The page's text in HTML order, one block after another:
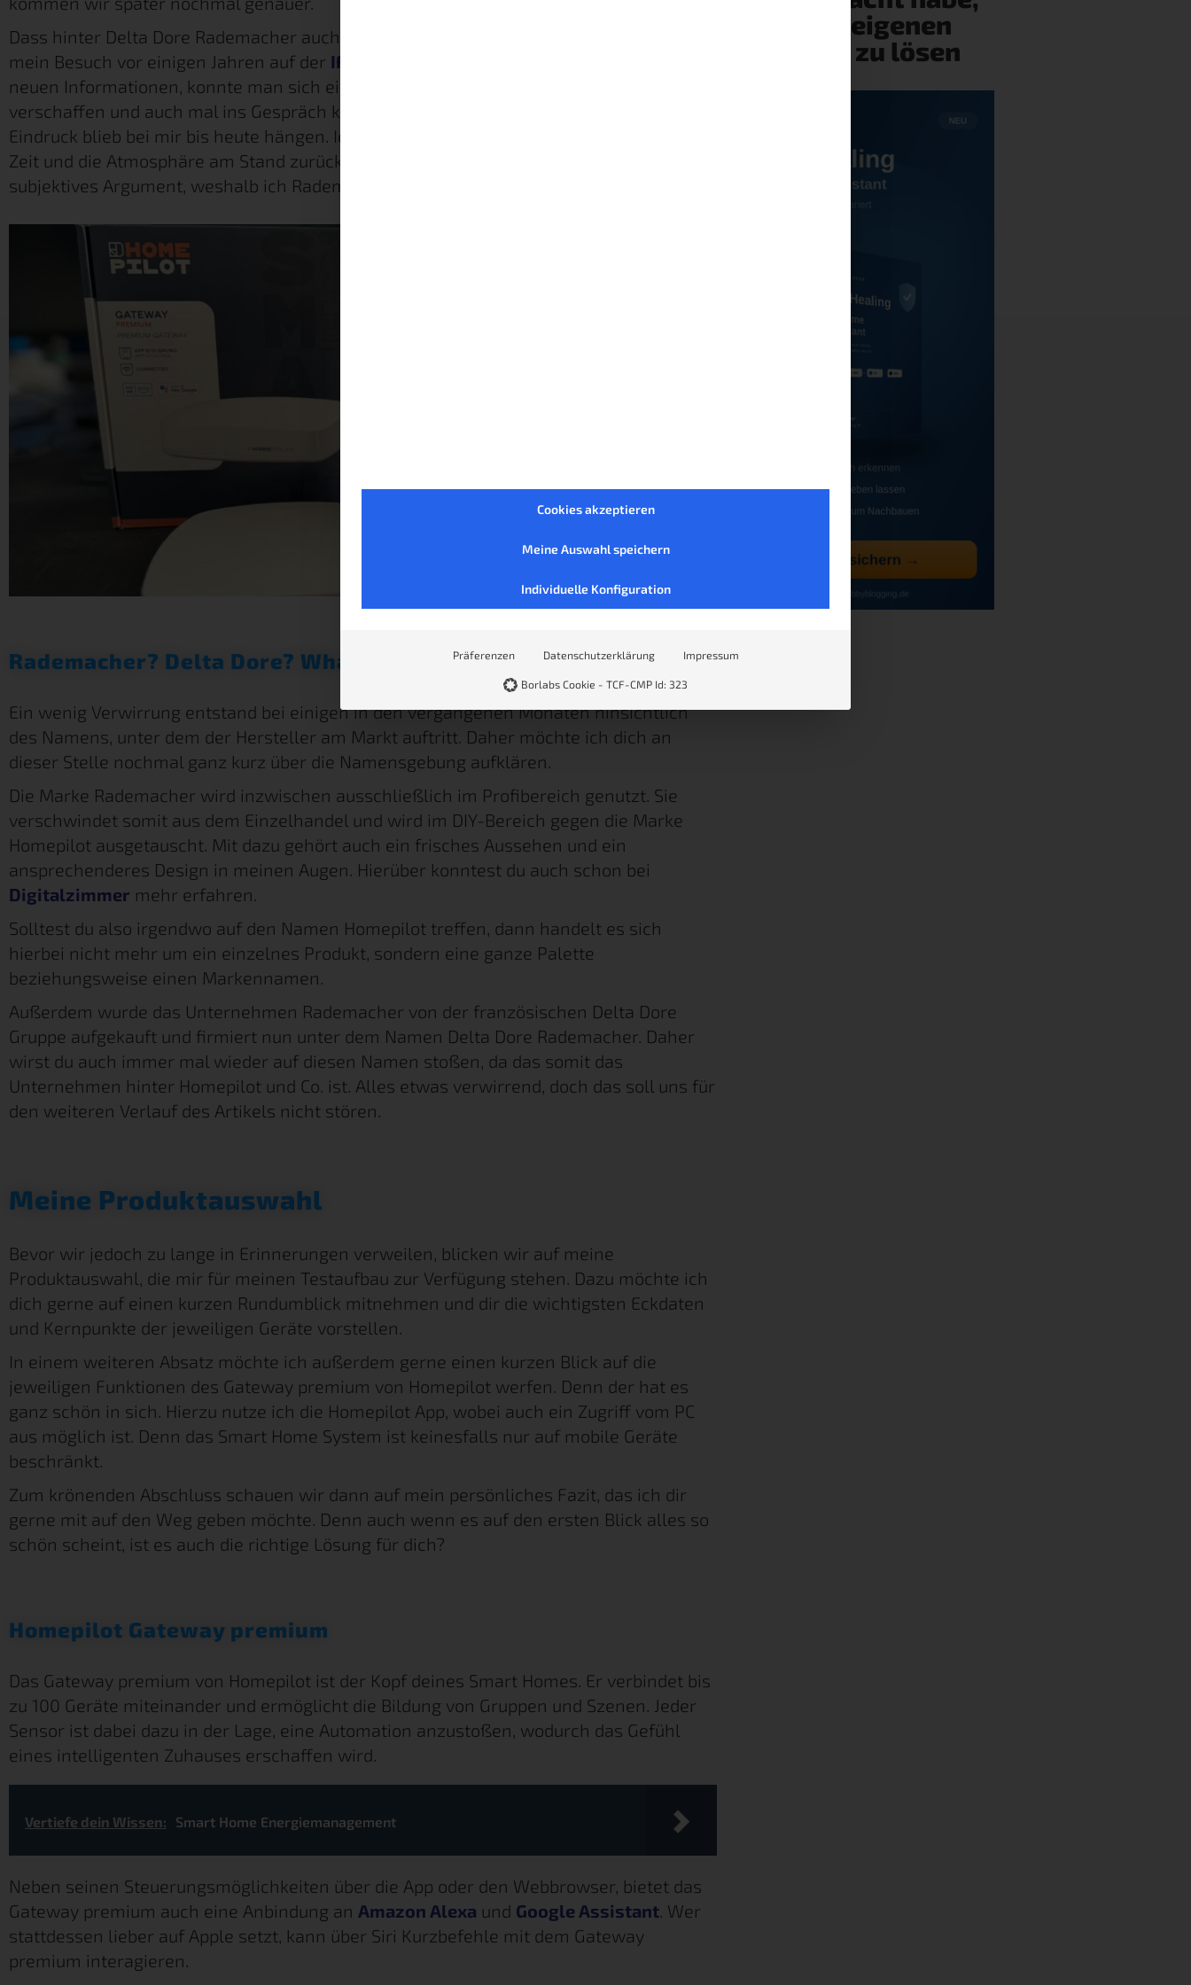
Dass hinter Delta Dore Rademacher auch sehr sympathische Menschen stecken, zeigte
mein Besuch vor einigen Jahren auf der IFA
neuen Informationen, konnte man sich einen persönlichen Eindruck vom Unternehmen
verschaffen und auch mal ins Gespräch kommen. Abseits von E-Mails. Und dieser
Eindruck blieb bei mir bis heute hängen. Ich selbst denke gerne an das Gespräch, die
Zeit und die Atmosphäre am Stand zurück. Das ist für mich natürlich auch ein sehr
subjektives Argument, weshalb ich Rademacher in positiver Erinnerung habe. Bis heute.
Rademacher? Delta Dore? What?
Ein wenig Verwirrung entstand bei einigen in den vergangenen Monaten hinsichtlich
des Namens, unter dem der Hersteller am Markt auftritt. Daher möchte ich dich an
dieser Stelle nochmal ganz kurz über die Namensgebung aufklären.
Die Marke Rademacher wird inzwischen ausschließlich im Profibereich genutzt. Sie
verschwindet somit aus dem Einzelhandel und wird im DIY-Bereich gegen die Marke
Homepilot ausgetauscht. Mit dazu gehört auch ein frisches Aussehen und ein
ansprechenderes Design in meinen Augen. Hierüber konntest du auch schon bei
Digitalzimmer mehr erfahren.
Solltest du also irgendwo auf den Namen Homepilot treffen, dann handelt es sich
hierbei nicht mehr um ein einzelnes Produkt, sondern eine ganze Palette
beziehungsweise einen Markennamen.
Außerdem wurde das Unternehmen Rademacher von der französischen Delta Dore
Gruppe aufgekauft und firmiert nun unter dem Namen Delta Dore Rademacher. Daher
wirst du auch immer mal wieder auf diesen Namen stoßen, da das somit das
Unternehmen hinter Homepilot und Co. ist. Alles etwas verwirrend, doch das soll uns für
den weiteren Verlauf des Artikels nicht stören.
Meine Produktauswahl
Bevor wir jedoch zu lange in Erinnerungen verweilen, blicken wir auf meine
Produktauswahl, die mir für meinen Testaufbau zur Verfügung stehen. Dazu möchte ich
dich gerne auf einen kurzen Rundumblick mitnehmen und dir die wichtigsten Eckdaten
und Kernpunkte der jeweiligen Geräte vorstellen.
In einem weiteren Absatz möchte ich außerdem gerne einen kurzen Blick auf die
jeweiligen Funktionen des Gateway premium von Homepilot werfen. Denn der hat es
ganz schön in sich. Hierzu nutze ich die Homepilot App, wobei auch ein Zugriff vom PC
aus möglich ist. Denn das Smart Home System ist keinesfalls nur auf mobile Geräte
beschränkt.
Zum krönenden Abschluss schauen wir dann auf mein persönliches Fazit, das ich dir
gerne mit auf den Weg geben möchte. Denn auch wenn es auf den ersten Blick alles so
schön scheint, ist es auch die richtige Lösung für dich?
Homepilot Gateway premium
Das Gateway premium von Homepilot ist der Kopf deines Smart Homes. Er verbindet bis
zu 100 Geräte miteinander und ermöglicht die Bildung von Gruppen und Szenen. Jeder
Sensor ist dabei dazu in der Lage, eine Automation anzustoßen, wodurch das Gefühl
eines intelligenten Zuhauses erschaffen wird.
Vertiefe dein Wissen: Smart Home Energiemanagement
Neben seinen Steuerungsmöglichkeiten über die App oder den Webbrowser, bietet das
Gateway premium auch eine Anbindung an Amazon Alexa und Google Assistant. Wer
stattdessen lieber auf Apple setzt, kann über Siri Kurzbefehle mit dem Gateway
premium interagieren.
seine eigenen
Fehler zu lösen
Cookies akzeptieren
Meine Auswahl speichern
Individuelle Konfiguration
Präferenzen Datenschutzerklärung Impressum
Borlabs Cookie - TCF-CMP Id: 323